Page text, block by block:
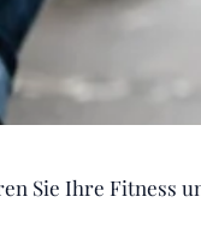
Sie Ihre Fitness